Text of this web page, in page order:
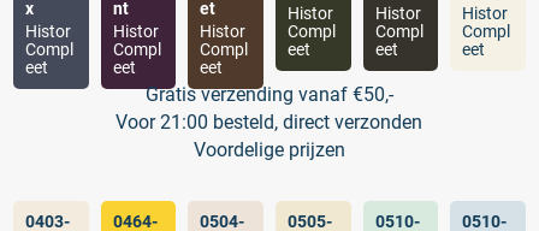
x
Histor
Compl
eet
nt
Histor
Compl
eet
et
Histor
Compl
eet
Histor
Compl
eet
Histor
Compl
eet
Histor
Compl
eet
0403-
0464-
0504-
0505-
0510-
0510-
Gratis verzending vanaf €50,-
Voor 21:00 besteld, direct verzonden
Voordelige prijzen